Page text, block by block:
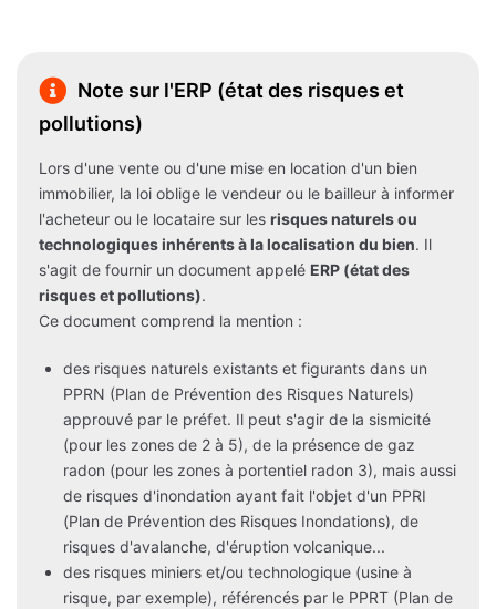
Note sur l'ERP (état des risques et
pollutions)
Lors d'une vente ou d'une mise en location d'un bien
immobilier, la loi oblige le vendeur ou le bailleur à informer
l'acheteur ou le locataire sur les risques naturels ou
technologiques inhérents à la localisation du bien. Il
s'agit de fournir un document appelé ERP (état des
risques et pollutions).
Ce document comprend la mention :
des risques naturels existants et figurants dans un
PPRN (Plan de Prévention des Risques Naturels)
approuvé par le préfet. Il peut s'agir de la sismicité
(pour les zones de 2 à 5), de la présence de gaz
radon (pour les zones à portentiel radon 3), mais aussi
de risques d'inondation ayant fait l'objet d'un PPRI
(Plan de Prévention des Risques Inondations), de
risques d'avalanche, d'éruption volcanique...
des risques miniers et/ou technologique (usine à
risque, par exemple), référencés par le PPRT (Plan de